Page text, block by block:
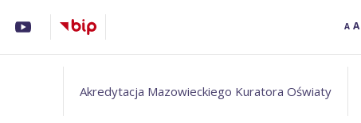
A A
Akredytacja Mazowieckiego Kuratora Oświaty